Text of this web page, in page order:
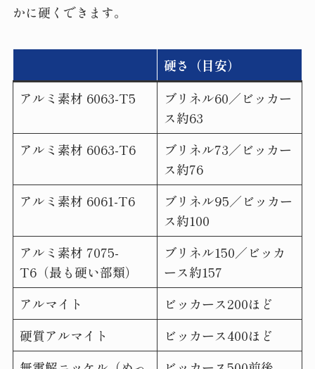
かに硬くできます。
硬さ（目安）
アルミ素材 6063-T5
ブリネル60／ビッカー
ス約63
アルミ素材 6063-T6
ブリネル73／ビッカー
ス約76
アルミ素材 6061-T6
ブリネル95／ビッカー
ス約100
アルミ素材 7075-
T6（最も硬い部類）
ブリネル150／ビッカ
ース約157
アルマイト
ビッカース200ほど
硬質アルマイト
ビッカース400ほど